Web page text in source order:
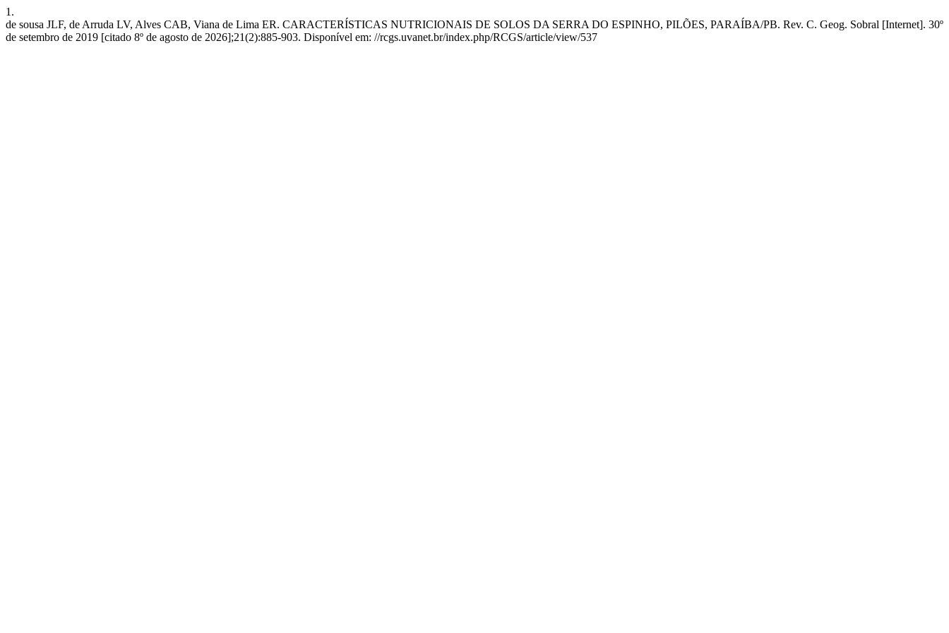
1.
de sousa JLF, de Arruda LV, Alves CAB, Viana de Lima ER. CARACTERÍSTICAS NUTRICIONAIS DE SOLOS DA SERRA DO ESPINHO, PILÕES, PARAÍBA/PB. Rev. C. Geog. Sobral [Internet]. 30º
de setembro de 2019 [citado 8º de agosto de 2026];21(2):885-903. Disponível em: //rcgs.uvanet.br/index.php/RCGS/article/view/537